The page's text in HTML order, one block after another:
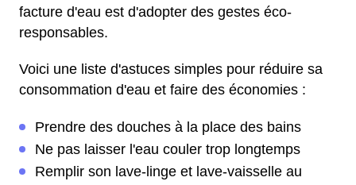
facture d'eau est d'adopter des gestes éco-
responsables.
Voici une liste d'astuces simples pour réduire sa
consommation d'eau et faire des économies :
Prendre des douches à la place des bains
Ne pas laisser l'eau couler trop longtemps
Remplir son lave-linge et lave-vaisselle au